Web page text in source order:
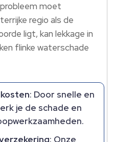
moet
regio als de
ligt, kan lekkage in
flinke waterschade
: Door snelle en
je de schade en
: Onze